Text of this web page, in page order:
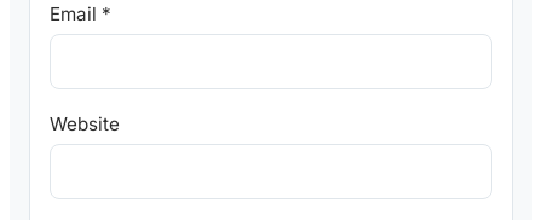
Email *
Website